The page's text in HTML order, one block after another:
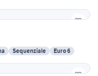
Sequenziale
Euro 6